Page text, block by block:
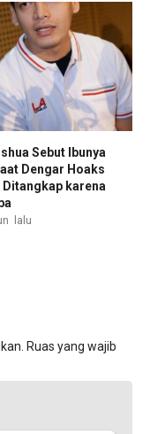
Sebut Ibunya
Dengar Hoaks
Ditangkap karena
lalu
Ruas yang wajib